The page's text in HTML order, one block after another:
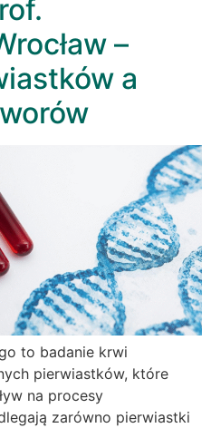
–
a
to badanie krwi
pierwiastków, które
na procesy
zarówno pierwiastki